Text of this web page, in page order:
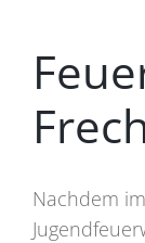
Nachdem